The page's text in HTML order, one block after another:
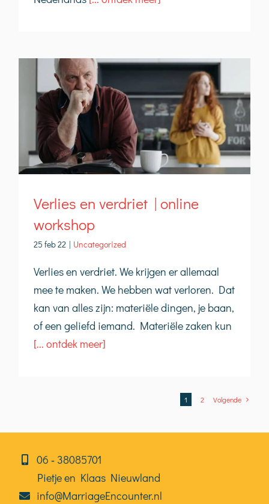
Verlies en verdriet | online
workshop
25 feb 22 | Uncategorized
Verlies en verdriet. We krijgen er allemaal
mee te maken. We hebben wat verloren. Dat
kan van alles zijn: materiële dingen, je baan,
of een geliefd iemand. Materiële zaken kun
[... ontdek meer]
1 2 Volgende
06⁠⁠ ‑ 38085701
Pietje en Klaas Nieuwland
info@MarriageEncounter.nl